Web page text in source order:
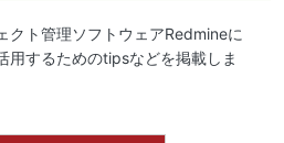
クト管理ソフトウェアRedmineに
用するためのtipsなどを掲載しま